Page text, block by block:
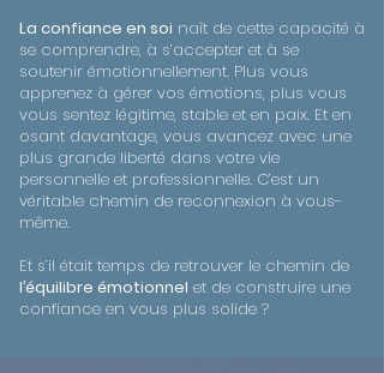
La confiance en soi naît de cette capacité à
se comprendre, à s’accepter et à se
soutenir émotionnellement. Plus vous
apprenez à gérer vos émotions, plus vous
vous sentez légitime, stable et en paix. Et en
osant davantage, vous avancez avec une
plus grande liberté dans votre vie
personnelle et professionnelle. C’est un
véritable chemin de reconnexion à vous-
même.
Et s’il était temps de retrouver le chemin de
l’équilibre émotionnel et de construire une
confiance en vous plus solide ?